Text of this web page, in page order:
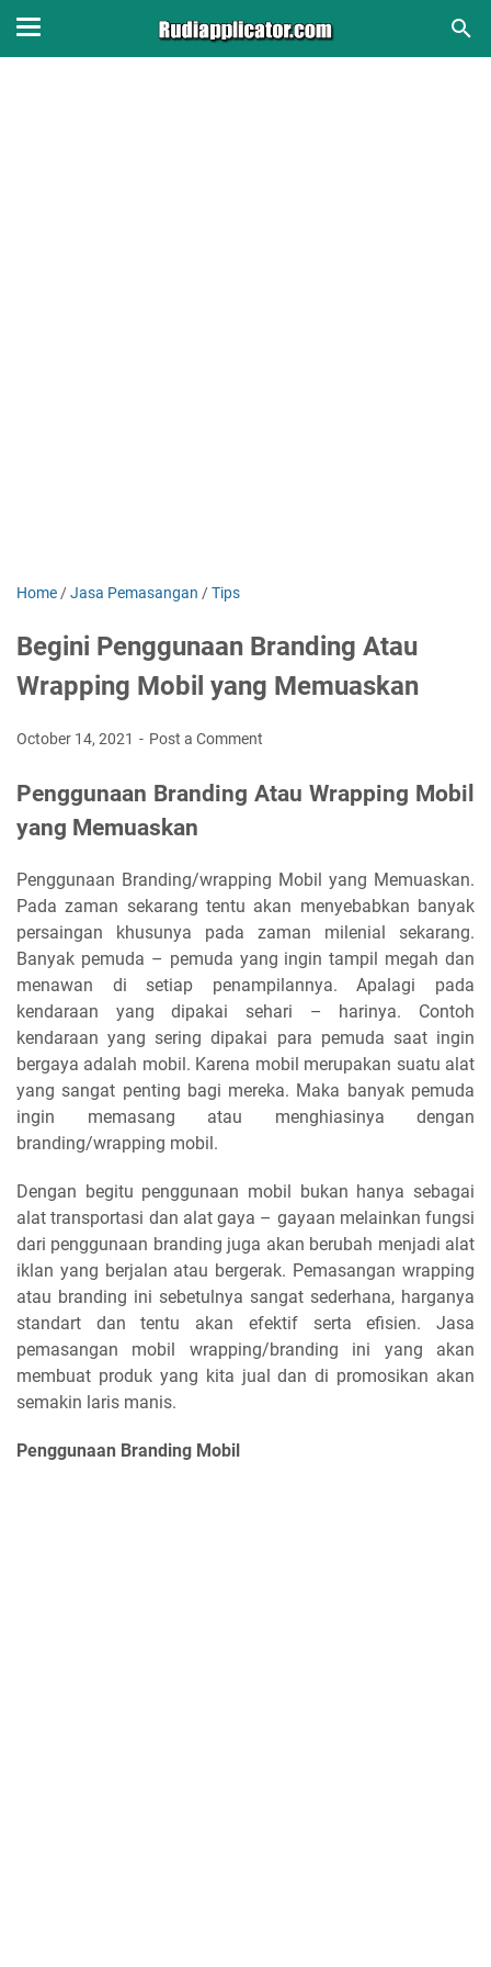
Home /Jasa Pemasangan /Tips
Begini Penggunaan Branding Atau
Wrapping Mobil yang Memuaskan
October 14, 2021 Post a Comment
Penggunaan Branding Atau Wrapping Mobil
yang Memuaskan
Penggunaan Branding/wrapping Mobil yang Memuaskan.
Pada zaman sekarang tentu akan menyebabkan banyak
persaingan khusunya pada zaman milenial sekarang.
Banyak pemuda – pemuda yang ingin tampil megah dan
menawan di setiap penampilannya. Apalagi pada
kendaraan yang dipakai sehari – harinya. Contoh
kendaraan yang sering dipakai para pemuda saat ingin
bergaya adalah mobil. Karena mobil merupakan suatu alat
yang sangat penting bagi mereka. Maka banyak pemuda
ingin memasang atau menghiasinya dengan
branding/wrapping mobil.
Dengan begitu penggunaan mobil bukan hanya sebagai
alat transportasi dan alat gaya – gayaan melainkan fungsi
dari penggunaan branding juga akan berubah menjadi alat
iklan yang berjalan atau bergerak. Pemasangan wrapping
atau branding ini sebetulnya sangat sederhana, harganya
standart dan tentu akan efektif serta efisien. Jasa
pemasangan mobil wrapping/branding ini yang akan
membuat produk yang kita jual dan di promosikan akan
semakin laris manis.
Penggunaan Branding Mobil